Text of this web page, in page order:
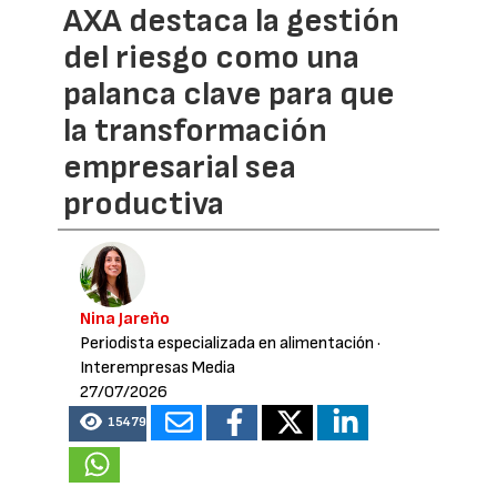
AXA destaca la gestión
del riesgo como una
palanca clave para que
la transformación
empresarial sea
productiva
Nina Jareño
Periodista especializada en alimentación ·
Interempresas Media
27/07/2026
15479